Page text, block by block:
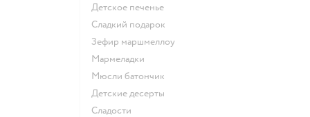
детское печенье
сладкий подарок
зефир маршмеллоу
мармеладки
мюсли батончик
детские десерты
сладости